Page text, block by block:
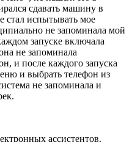
сдавать машину в
стал испытывать мое
не запоминала мой
запуске включала
не запоминала
и после каждого запуска
и выбрать телефон из
не запоминала и
ассистентов.